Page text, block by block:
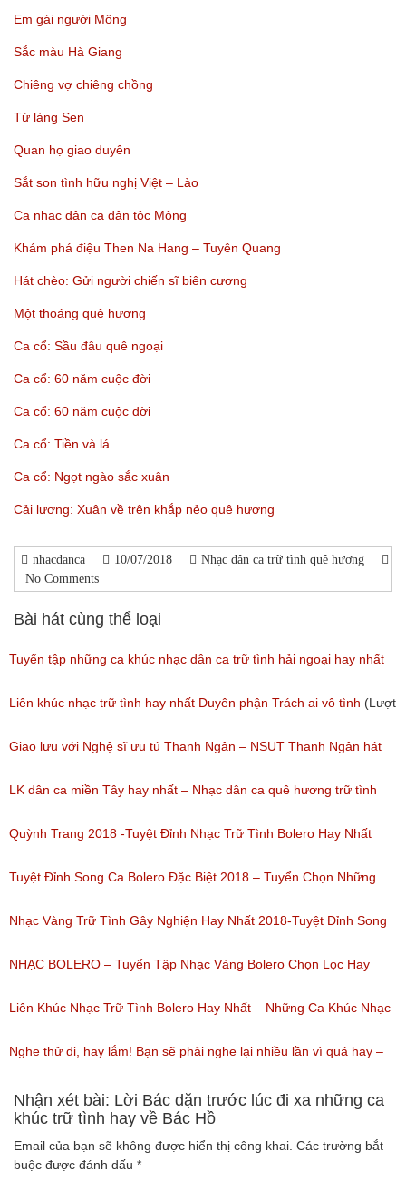
Em gái người Mông
Sắc màu Hà Giang
Chiêng vợ chiêng chồng
Từ làng Sen
Quan họ giao duyên
Sắt son tình hữu nghị Việt – Lào
Ca nhạc dân ca dân tộc Mông
Khám phá điệu Then Na Hang – Tuyên Quang
Hát chèo: Gửi người chiến sĩ biên cương
Một thoáng quê hương
Ca cổ: Sầu đâu quê ngoại
Ca cổ: 60 năm cuộc đời
Ca cổ: 60 năm cuộc đời
Ca cổ: Tiền và lá
Ca cổ: Ngọt ngào sắc xuân
Cải lương: Xuân về trên khắp nẻo quê hương
nhacdanca 10/07/2018
Nhạc dân ca trữ tình quê hương
No Comments
Bài hát cùng thể loại
Tuyển tập những ca khúc nhạc dân ca trữ tình hải ngoại hay nhất
(Lượt nghe: 277)
Liên khúc nhạc trữ tình hay nhất Duyên phận Trách ai vô tình (Lượt
nghe: 193)
Giao lưu với Nghệ sĩ ưu tú Thanh Ngân – NSUT Thanh Ngân hát
Bolero
(Lượt nghe: 80)
LK dân ca miền Tây hay nhất – Nhạc dân ca quê hương trữ tình
miền tây hay nhất
(Lượt nghe: 184)
Quỳnh Trang 2018 -Tuyệt Đỉnh Nhạc Trữ Tình Bolero Hay Nhất
Của Quỳnh Trang 2018
(Lượt nghe: 155)
Tuyệt Đỉnh Song Ca Bolero Đặc Biệt 2018 – Tuyển Chọn Những
Bài Hát Song Ca Nhạc Vàng Bolero Hay Nhất
(Lượt nghe: 218)
Nhạc Vàng Trữ Tình Gây Nghiện Hay Nhất 2018-Tuyệt Đỉnh Song
Ca Thiên Quang Quỳnh Trang Ngọt Ngào
(Lượt nghe: 219)
NHẠC BOLERO – Tuyển Tập Nhạc Vàng Bolero Chọn Lọc Hay
Nhất / Tuyệt Đỉnh Bolero
(Lượt nghe: 99)
Liên Khúc Nhạc Trữ Tình Bolero Hay Nhất – Những Ca Khúc Nhạc
Vàng Trữ Tình Hay Nhất 2018
(Lượt nghe: 75)
Nghe thử đi, hay lắm! Bạn sẽ phải nghe lại nhiều lần vì quá hay –
Nhạc miền Tây đặc sắc
(Lượt nghe: 46)
Nhận xét bài: Lời Bác dặn trước lúc đi xa những ca
khúc trữ tình hay về Bác Hồ
Email của bạn sẽ không được hiển thị công khai. Các trường bắt
buộc được đánh dấu *